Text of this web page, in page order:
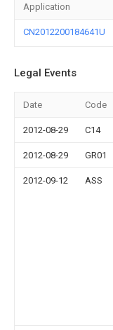
Application
CN2012200184641U
Legal Events
Date Code
2012-08-29 C14
2012-08-29 GR01
2012-09-12 ASS